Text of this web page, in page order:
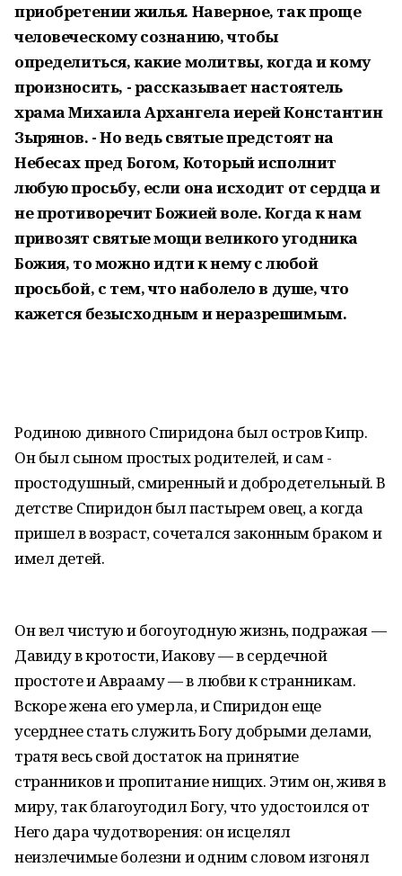
приобретении жилья. Наверное, так проще
человеческому сознанию, чтобы
определиться, какие молитвы, когда и кому
произносить, - рассказывает настоятель
храма Михаила Архангела иерей Константин
Зырянов. - Но ведь святые предстоят на
Небесах пред Богом, Который исполнит
любую просьбу, если она исходит от сердца и
не противоречит Божией воле. Когда к нам
привозят святые мощи великого угодника
Божия, то можно идти к нему с любой
просьбой, с тем, что наболело в душе, что
кажется безысходным и неразрешимым.
Родиною дивного Спиридона был остров Кипр.
Он был сыном простых родителей, и сам -
простодушный, смиренный и добродетельный. В
детстве Спиридон был пастырем овец, а когда
пришел в возраст, сочетался законным браком и
имел детей.
Он вел чистую и богоугодную жизнь, подражая —
Давиду в кротости, Иакову — в сердечной
простоте и Аврааму — в любви к странникам.
Вскоре жена его умерла, и Спиридон еще
усерднее стать служить Богу добрыми делами,
тратя весь свой достаток на принятие
странников и пропитание нищих. Этим он, живя в
миру, так благоугодил Богу, что удостоился от
Него дара чудотворения: он исцелял
неизлечимые болезни и одним словом изгонял